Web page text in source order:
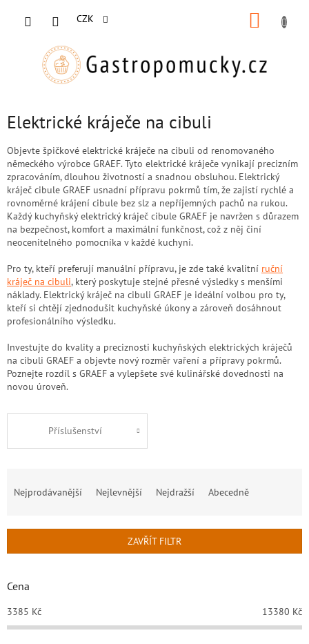
CZK
Elektrické kráječe na cibuli
Objevte špičkové elektrické kráječe na cibuli od renomovaného
německého výrobce GRAEF. Tyto elektrické kráječe vynikají precizním
zpracováním, dlouhou životností a snadnou obsluhou. Elektrický
kráječ cibule GRAEF usnadní přípravu pokrmů tím, že zajistí rychlé a
rovnoměrné krájení cibule bez slz a nepříjemných pachů na rukou.
Každý kuchyňský elektrický kráječ cibule GRAEF je navržen s důrazem
na bezpečnost, komfort a maximální funkčnost, což z něj činí
neocenitelného pomocníka v každé kuchyni.
Pro ty, kteří preferují manuální přípravu, je zde také kvalitní ruční
kráječ na cibuli, který poskytuje stejné přesné výsledky s menšími
náklady. Elektrický kráječ na cibuli GRAEF je ideální volbou pro ty,
kteří si chtějí zjednodušit kuchyňské úkony a zároveň dosáhnout
profesionálního výsledku.
Investujte do kvality a preciznosti kuchyňských elektrických kráječů
na cibuli GRAEF a objevte nový rozměr vaření a přípravy pokrmů.
Poznejte rozdíl s GRAEF a vylepšete své kulinářské dovednosti na
novou úroveň.
Příslušenství
í
r
d
u
Nejprodávanější Nejlevnější Nejdražší Abecedně
ZAVŘÍT FILTR
Cena
3385 Kč 13380 Kč